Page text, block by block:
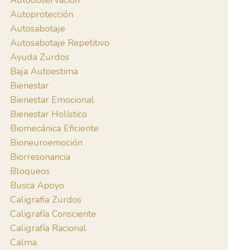
Autoprotección
Autosabotaje
Autosabotaje Repetitivo
Ayuda Zurdos
Baja Autoestima
Bienestar
Bienestar Emocional
Bienestar Holístico
Biomecánica Eficiente
Bioneuroemoción
Biorresonancia
Bloqueos
Busca Apoyo
Caligrafia Zurdos
Caligrafía Consciente
Caligrafía Racional
Calma